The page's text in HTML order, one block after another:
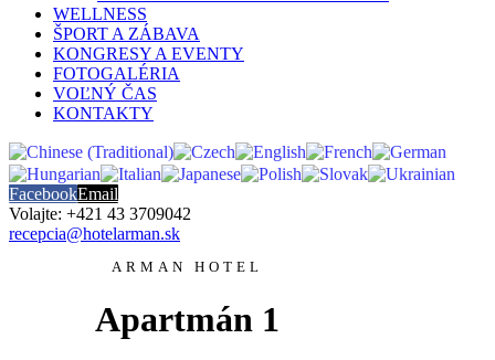
WELLNESS
ŠPORT A ZÁBAVA
KONGRESY A EVENTY
FOTOGALÉRIA
VOĽNÝ ČAS
KONTAKTY
FacebookEmail
Volajte: +421 43 3709042
recepcia@hotelarman.sk
ARMAN HOTEL
Apartmán 1